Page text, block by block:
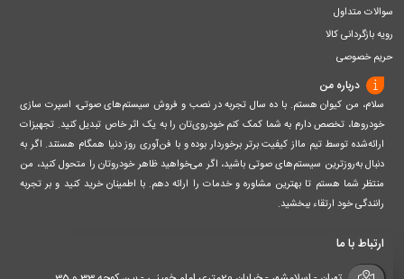
سوالات متداول
رویه بازگردانی کالا
حریم خصوصی
درباره من
سلام، من کیوان هستم. با ده سال تجربه در نصب و فروش سیستم‌های صوتی، اسپرت سازی
خودروها، تخصص دارم به شما کمک کنم خودروی‌تان را به یک اثر خاص تبدیل کنید. تجهیزات
ارائه‌شده توسط تیم مااز کیفیت برتر برخوردار بوده و با فن‌آوری روز دنیا همگام هستند. اگر به
دنبال به‌روزترین سیستم‌های صوتی باشید، اگر می‌خواهید ظاهر خودروتان را متحول کنید، من
منتظر شما هستم تا بهترین مشاوره و خدمات را ارائه دهم. با اطمینان خرید کنید و بر تجربه
رانندگی خود ارتقاء ببخشید.
ارتباط با ما